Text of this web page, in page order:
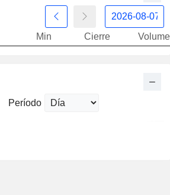
Min Cierre
Período